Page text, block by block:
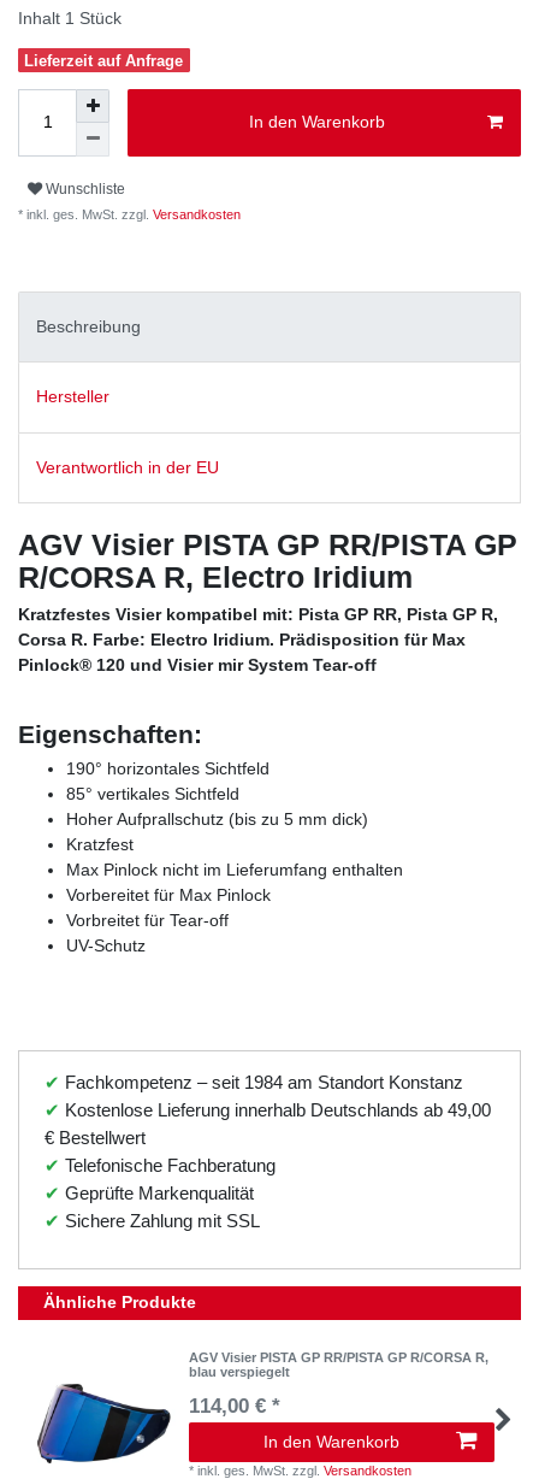
Inhalt 1 Stück
Lieferzeit auf Anfrage
In den Warenkorb
Wunschliste
* inkl. ges. MwSt. zzgl. Versandkosten
Beschreibung
Hersteller
Verantwortlich in der EU
AGV Visier PISTA GP RR/PISTA GP
R/CORSA R, Electro Iridium
Kratzfestes Visier kompatibel mit: Pista GP RR, Pista GP R,
Corsa R. Farbe: Electro Iridium. Prädisposition für Max
Pinlock® 120 und Visier mir System Tear-off
Eigenschaften:
190° horizontales Sichtfeld
85° vertikales Sichtfeld
Hoher Aufprallschutz (bis zu 5 mm dick)
Kratzfest
Max Pinlock nicht im Lieferumfang enthalten
Vorbereitet für Max Pinlock
Vorbreitet für Tear-off
UV-Schutz
✔ Fachkompetenz – seit 1984 am Standort Konstanz
✔ Kostenlose Lieferung innerhalb Deutschlands ab 49,00
€ Bestellwert
✔ Telefonische Fachberatung
✔ Geprüfte Markenqualität
✔ Sichere Zahlung mit SSL
Ähnliche Produkte
AGV Visier PISTA GP RR/PISTA GP R/CORSA R,
blau verspiegelt
114,00 € *
In den Warenkorb
*inkl. ges. MwSt. zzgl.Versandkosten